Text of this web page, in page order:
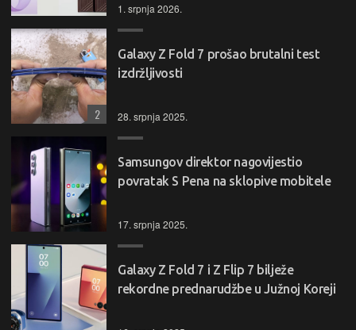
1. srpnja 2026.
Galaxy Z Fold 7 prošao brutalni test
izdržljivosti
28. srpnja 2025.
2
Samsungov direktor nagovijestio
povratak S Pena na sklopive mobitele
17. srpnja 2025.
Galaxy Z Fold 7 i Z Flip 7 bilježe
rekordne prednarudžbe u Južnoj Koreji